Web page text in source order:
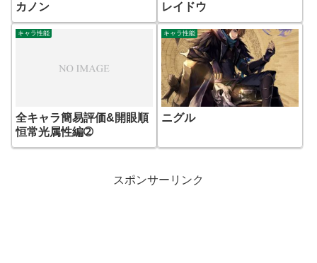
カノン レイドウ
キャラ性能
全キャラ簡易評価&開眼順
恒常光属性編➁
キャラ性能
ニグル
スポンサーリンク